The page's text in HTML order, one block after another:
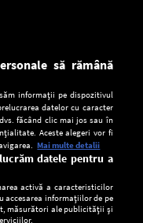
pentru smartphone:
să rămână
informații pe dispozitivul
datelor cu caracter
făcând clic mai jos sau în
Aceste alegeri vor fi
Mai multe detalii
datele pentru a
activă a caracteristicilor
accesarea informațiilor de pe
măsurători ale publicității și